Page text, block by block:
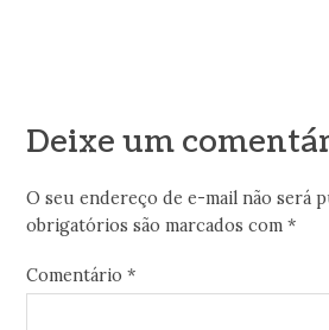
Deixe um
O seu endereço de e-mail não será
obrigatórios são marcados com*
Comentário*